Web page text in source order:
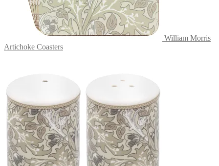
William Morris
Artichoke Coasters